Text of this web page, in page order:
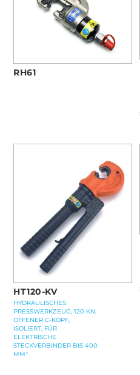
RH61
HT120-KV
HYDRAULISCHES
PRESSWERKZEUG, 120 KN,
OFFENER C-KOPF,
ISOLIERT, FÜR
ELEKTRISCHE
STECKVERBINDER BIS 400
MM²